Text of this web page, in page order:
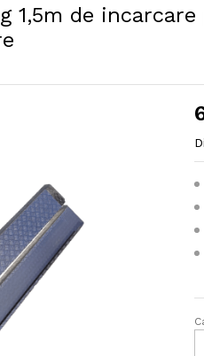
1,5m de